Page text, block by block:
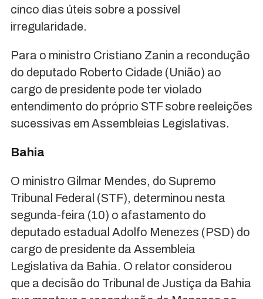
cinco dias úteis sobre a possível
irregularidade.
Para o ministro Cristiano Zanin a recondução
do deputado Roberto Cidade (União) ao
cargo de presidente pode ter violado
entendimento do próprio STF sobre reeleições
sucessivas em Assembleias Legislativas.
Bahia
O ministro Gilmar Mendes, do Supremo
Tribunal Federal (STF), determinou nesta
segunda-feira (10) o afastamento do
deputado estadual Adolfo Menezes (PSD) do
cargo de presidente da Assembleia
Legislativa da Bahia. O relator considerou
que a decisão do Tribunal de Justiça da Bahia